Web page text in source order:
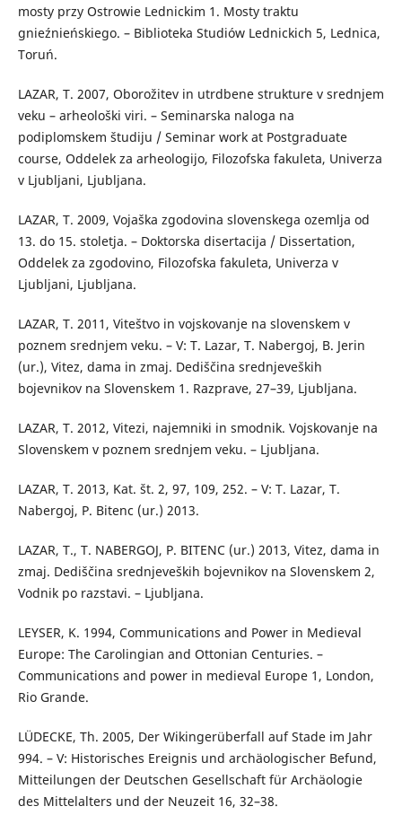
mosty przy Ostrowie Lednickim 1. Mosty traktu
gnieźnieńskiego. – Biblioteka Studiów Lednickich 5, Lednica,
Toruń.
LAZAR, T. 2007, Oborožitev in utrdbene strukture v srednjem
veku – arheološki viri. – Seminarska naloga na
podiplomskem študiju / Seminar work at Postgraduate
course, Oddelek za arheologijo, Filozofska fakuleta, Univerza
v Ljubljani, Ljubljana.
LAZAR, T. 2009, Vojaška zgodovina slovenskega ozemlja od
13. do 15. stoletja. – Doktorska disertacija / Dissertation,
Oddelek za zgodovino, Filozofska fakuleta, Univerza v
Ljubljani, Ljubljana.
LAZAR, T. 2011, Viteštvo in vojskovanje na slovenskem v
poznem srednjem veku. – V: T. Lazar, T. Nabergoj, B. Jerin
(ur.), Vitez, dama in zmaj. Dediščina srednjeveških
bojevnikov na Slovenskem 1. Razprave, 27–39, Ljubljana.
LAZAR, T. 2012, Vitezi, najemniki in smodnik. Vojskovanje na
Slovenskem v poznem srednjem veku. – Ljubljana.
LAZAR, T. 2013, Kat. št. 2, 97, 109, 252. – V: T. Lazar, T.
Nabergoj, P. Bitenc (ur.) 2013.
LAZAR, T., T. NABERGOJ, P. BITENC (ur.) 2013, Vitez, dama in
zmaj. Dediščina srednjeveških bojevnikov na Slovenskem 2,
Vodnik po razstavi. – Ljubljana.
LEYSER, K. 1994, Communications and Power in Medieval
Europe: The Carolingian and Ottonian Centuries. –
Communications and power in medieval Europe 1, London,
Rio Grande.
LÜDECKE, Th. 2005, Der Wikingerüberfall auf Stade im Jahr
994. – V: Historisches Ereignis und archäologischer Befund,
Mitteilungen der Deutschen Gesellschaft für Archäologie
des Mittelalters und der Neuzeit 16, 32–38.